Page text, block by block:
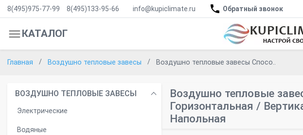
8(495)975-77-99 8(495)133-95-66 info@kupiclimate.ru Обратный звонок
КАТАЛОГ
Главная Воздушно тепловые завесы Воздушно тепловые завесы Спосо..
ВОЗДУШНО ТЕПЛОВЫЕ ЗАВЕСЫ
Электрические
Водяные
Воздушно тепловые
Горизонтальная /
Напольная